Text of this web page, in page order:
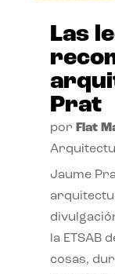
Las
Prat
por Flat
Jaume
la ETSAB
cosas,